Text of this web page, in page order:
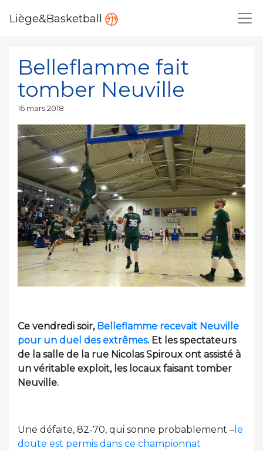
Liège&Basketball
Belleflamme fait
tomber Neuville
Publié
16 mars 2018
Ce vendredi soir, Belleflamme recevait Neuville
pour un duel des extrêmes. Et les spectateurs
de la salle de la rue Nicolas Spiroux ont assisté à
un véritable exploit, les locaux faisant tomber
Neuville.
Une défaite, 82-70, qui sonne probablement – le
doute est permis dans ce championnat